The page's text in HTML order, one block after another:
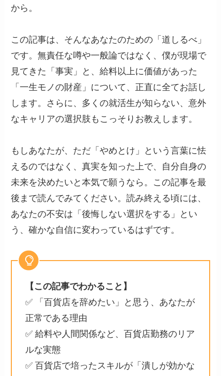
から。
この記事は、そんなあなたのための「道しるべ」
です。無責任な噂や一般論ではなく、僕が現場で
見てきた「事実」と、給料以上に価値があった
「一生モノの財産」について、正直に全てお話し
します。さらに、多くの就活生が知らない、意外
なキャリアの選択肢もこっそりお教えします。
もしあなたが、ただ「やめとけ」という言葉に怯
えるのではなく、真実を知った上で、自分自身の
未来を決めたいと本気で願うなら。この記事を最
後まで読んでみてください。読み終える頃には、
あなたの不安は「後悔しない選択をする」とい
う、確かな自信に変わっているはずです。
【この記事でわかること】
✅ 「百貨店を辞めたい」と思う、あなたが
正常である理由
✅ 給料や人間関係など、百貨店勤務のリア
ルな実態
✅ 百貨店で培ったスキルが「潰しが効かな